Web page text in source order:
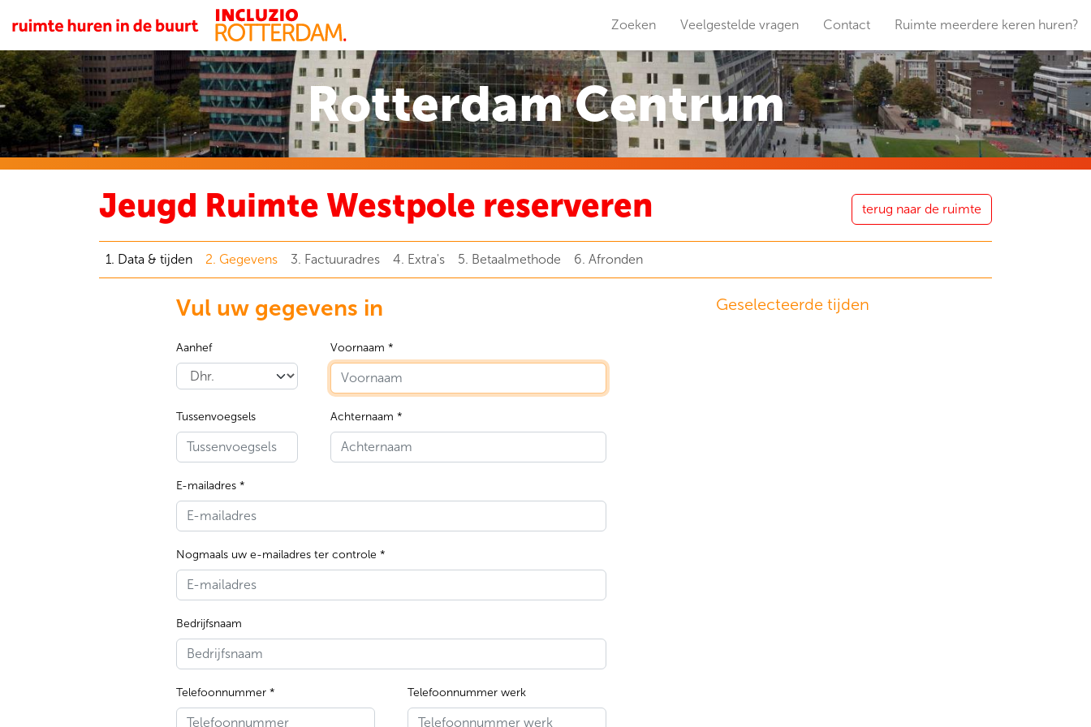
Zoeken Veelgestelde vragen Contact Ruimte meerdere keren huren?
Rotterdam Centrum
Jeugd Ruimte Westpole reserveren terug naar de ruimte
1. Data & tijden 2. Gegevens 3. Factuuradres 4. Extra's 5. Betaalmethode 6. Afronden
Vul uw gegevens in
Aanhef Voornaam *
Tussenvoegsels Achternaam *
E-mailadres *
Nogmaals uw e-mailadres ter controle *
Bedrijfsnaam
Telefoonnummer * Telefoonnummer werk
Geselecteerde tijden